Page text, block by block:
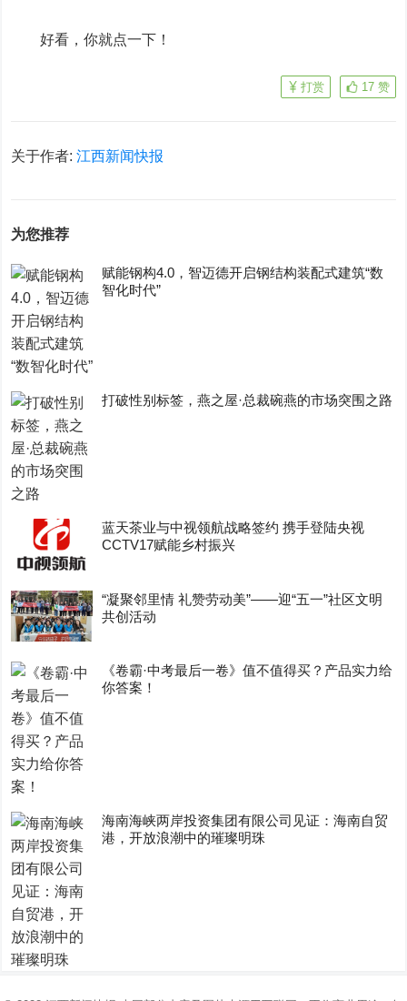
好看，你就点一下！
17 赞
打赏
关于作者:江西新闻快报
为您推荐
赋能钢构4.0，智迈德开启钢结构装配式建筑“数
智化时代”
打破性别标签，燕之屋·总裁碗燕的市场突围之路
蓝天茶业与中视领航战略签约 携手登陆央视
CCTV17赋能乡村振兴
“凝聚邻里情 礼赞劳动美”——迎“五一”社区文明
共创活动
《卷霸·中考最后一卷》值不值得买？产品实力给
你答案！
海南海峡两岸投资集团有限公司见证：海南自贸
港，开放浪潮中的璀璨明珠